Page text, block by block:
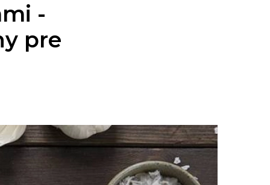
-
pre